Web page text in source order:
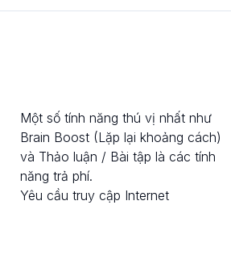
Một số tính năng thú vị nhất như
Brain Boost (Lặp lại khoảng cách)
và Thảo luận / Bài tập là các tính
năng trả phí.
Yêu cầu truy cập Internet